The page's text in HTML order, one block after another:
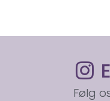
Følg